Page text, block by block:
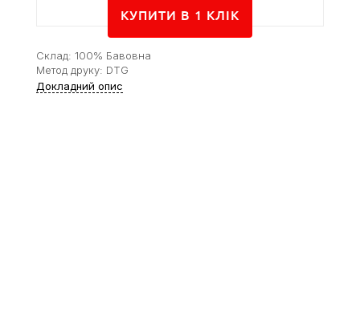
КУПИТИ В 1 КЛIК
Склад: 100% Бавовна
Метод друку: DTG
Докладний опис